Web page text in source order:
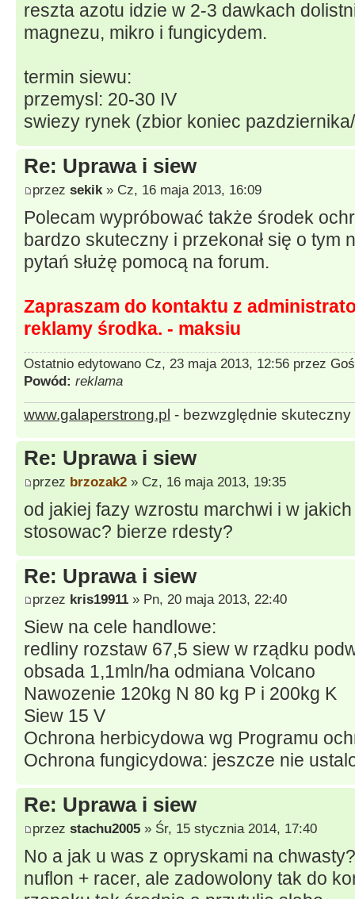
reszta azotu idzie w 2-3 dawkach
magnezu, mikro i fungicydem.
termin siewu:
przemysl: 20-30 IV
swiezy rynek (zbior koniec
Re: Uprawa i siew
przez sekik » Cz, 16 maja 2013, 16:09
Polecam wypróbować także środek
bardzo skuteczny i przekonał się o tym
pytań służę pomocą na forum.
Zapraszam do kontaktu z
reklamy środka. - maksiu
Ostatnio edytowano Cz, 23 maja 2013, 12:56 przez
Powód: reklama
www.galaperstrong.pl - bezwzględnie
Re: Uprawa i siew
przez brzozak2 » Cz, 16 maja 2013, 19:35
od jakiej fazy wzrostu marchwi i w
stosowac? bierze rdesty?
Re: Uprawa i siew
przez kris19911 » Pn, 20 maja 2013, 22:40
Siew na cele handlowe:
redliny rozstaw 67,5 siew w rządku
obsada 1,1mln/ha odmiana Volcano
Nawozenie 120kg N 80 kg P i 200kg K
Siew 15 V
Ochrona herbicydowa wg Programu
Ochrona fungicydowa: jeszcze nie
Re: Uprawa i siew
przez stachu2005 » Śr, 15 stycznia 2014, 17:40
No a jak u was z opryskami na
nuflon + racer, ale zadowolony tak do